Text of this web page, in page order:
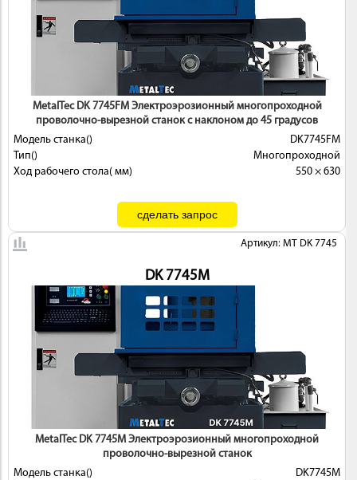
MetalTec DK 7745FМ Электроэрозионный многопроходной
проволочно-вырезной станок с наклоном до 45 градусов
Модель станка()
DK7745FМ
Тип()
Многопроходной
Ход рабочего стола( мм)
550 × 630
Артикул: MT DK 7745
DK 7745M
MetalTec DK 7745M Электроэрозионный многопроходной
проволочно-вырезной станок
Модель станка()
DK7745M